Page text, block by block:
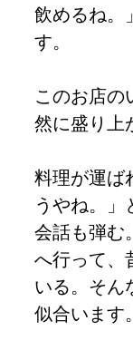
飲めるね。
す。
このお店の
然に盛り上
料理が運ば
うやね。」
会話も弾む
へ行って、
いる。そん
似合います。